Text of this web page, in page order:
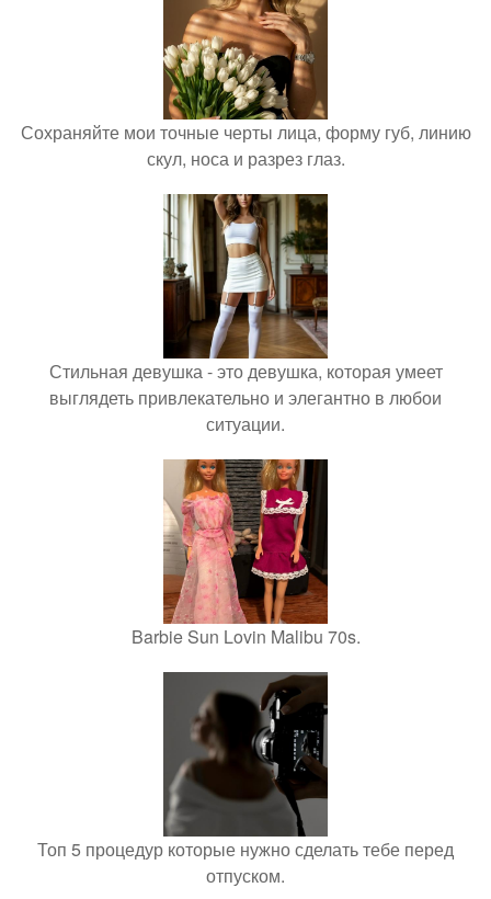
Сохраняйте мои точные черты лица, форму губ, линию
скул, носа и разрез глаз.
Стильная девушка - это девушка, которая умеет
выглядеть привлекательно и элегантно в любои
ситуации.
Barbie Sun Lovin Malibu 70s.
Топ 5 процедур которые нужно сделать тебе перед
отпуском.